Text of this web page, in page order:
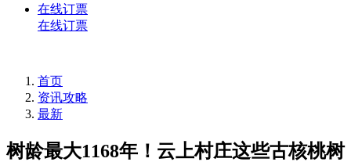
在线订票
在线订票
首页
资讯攻略
最新
树龄最大1168年！云上村庄这些古核桃树